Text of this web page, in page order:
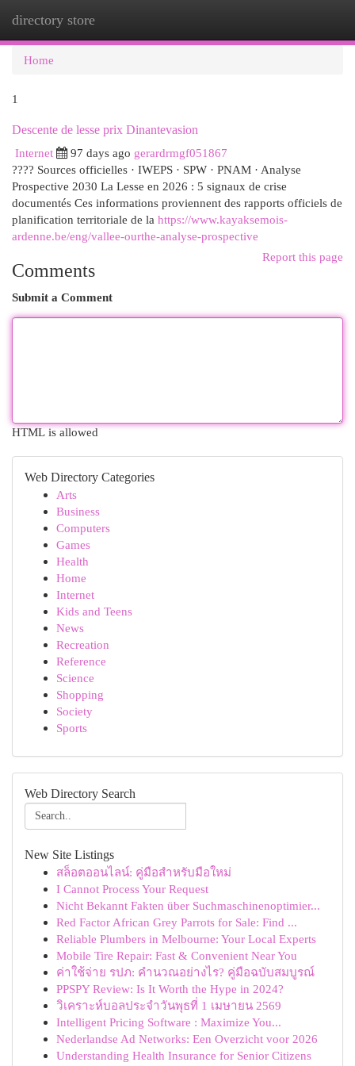
directory store
Home
1
Descente de lesse prix Dinantevasion
Internet
97 days ago gerardrmgf051867
???? Sources officielles · IWEPS · SPW · PNAM · Analyse
Prospective 2030 La Lesse en 2026 : 5 signaux de crise
documentés Ces informations proviennent des rapports officiels de
planification territoriale de la https://www.kayaksemois-
ardenne.be/eng/vallee-ourthe-analyse-prospective
Report this page
Comments
Submit a Comment
HTML is allowed
Web Directory Categories
Arts
Business
Computers
Games
Health
Home
Internet
Kids and Teens
News
Recreation
Reference
Science
Shopping
Society
Sports
Web Directory Search
New Site Listings
สล็อตออนไลน์: คู่มือสำหรับมือใหม่
I Cannot Process Your Request
Nicht Bekannt Fakten über Suchmaschinenoptimier...
Red Factor African Grey Parrots for Sale: Find ...
Reliable Plumbers in Melbourne: Your Local Experts
Mobile Tire Repair: Fast & Convenient Near You
ค่าใช้จ่าย รปภ: คำนวณอย่างไร? คู่มือฉบับสมบูรณ์
PPSPY Review: Is It Worth the Hype in 2024?
วิเคราะห์บอลประจำวันพุธที่ 1 เมษายน 2569
Intelligent Pricing Software : Maximize You...
Nederlandse Ad Networks: Een Overzicht voor 2026
Understanding Health Insurance for Senior Citizens